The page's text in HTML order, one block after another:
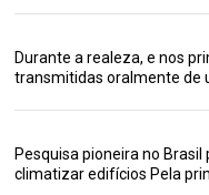
Durante a realeza, e nos
transmitidas oralmente de
Pesquisa pioneira no
climatizar edifícios Pela